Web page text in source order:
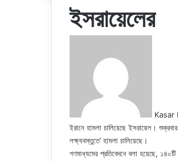
ইসরায়েলের
Kasar
ইরানে হামলা চালিয়েছে ইসরায়েল।
লক্ষ্যবস্তুতে’ হামলা চালিয়েছে।
গণমাধ্যমের প্রতিবেদনে বলা হয়েছে, ১৪০টি